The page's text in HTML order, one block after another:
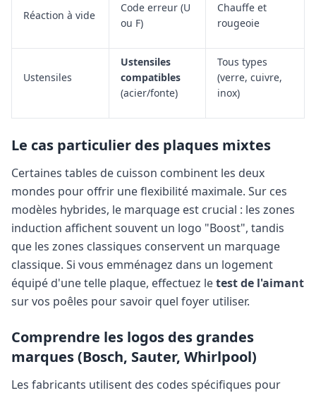
Réaction à vide
Code erreur (U
ou F)
Chauffe et
rougeoie
Ustensiles
Ustensiles
compatibles
(acier/fonte)
Tous types
(verre, cuivre,
inox)
Le cas particulier des plaques mixtes
Certaines tables de cuisson combinent les deux
mondes pour offrir une flexibilité maximale. Sur ces
modèles hybrides, le marquage est crucial : les zones
induction affichent souvent un logo "Boost", tandis
que les zones classiques conservent un marquage
classique. Si vous emménagez dans un logement
équipé d'une telle plaque, effectuez letest de l'aimant
sur vos poêles pour savoir quel foyer utiliser.
Comprendre les logos des grandes
marques (Bosch, Sauter, Whirlpool)
Les fabricants utilisent des codes spécifiques pour